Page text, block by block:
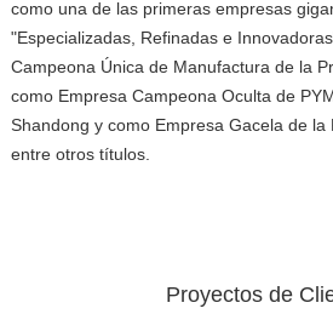
como una de las primeras empresas
"Especializadas, Refinadas e
Campeona Única de Manufactura de la
como Empresa Campeona Oculta de
Shandong y como Empresa Gacela de la
entre otros títulos.
Proyectos de